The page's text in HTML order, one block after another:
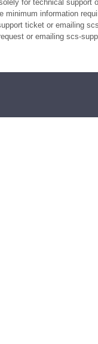
for technical
minimum information
ticket or emailing
or emailing scs-